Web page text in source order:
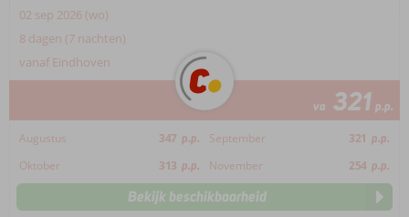
02 sep 2026 (wo)
8 dagen (7 nachten)
vanaf Eindhoven
va 321 p.p.
Augustus 347 p.p. September 321 p.p.
Oktober
313 p.p. November 254 p.p.
Bekijk beschikbaarheid